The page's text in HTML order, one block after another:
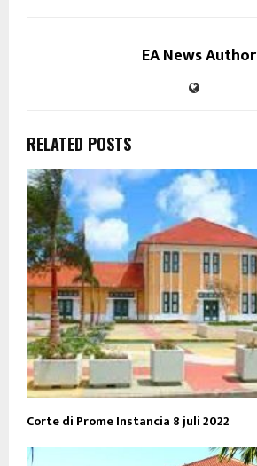
EA News Author
RELATED POSTS
Corte di Prome Instancia 8 juli 2022